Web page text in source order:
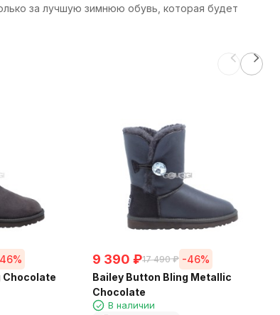
за лучшую зимнюю обувь, которая будет
Chocolate
9 390 ₽17 490 ₽ -46%
Bailey Button Bling Metallic
Chocolate
В наличии